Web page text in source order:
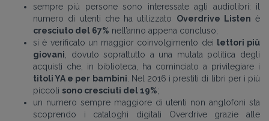
sempre più persone sono interessate agli audiolibri: il
numero di utenti che ha utilizzato Overdrive Listen è
cresciuto del 67% nell’anno appena concluso;
si è verificato un maggior coinvolgimento dei lettori più
giovani , dovuto soprattutto a una mutata politica degli
acquisti che, in biblioteca, ha cominciato a privilegiare i
titoli YA e per bambini . Nel 2016 i prestiti di libri per i più
piccoli sono cresciuti del 19%;
un numero sempre maggiore di utenti non anglofoni sta
scoprendo i cataloghi digitali Overdrive grazie alle